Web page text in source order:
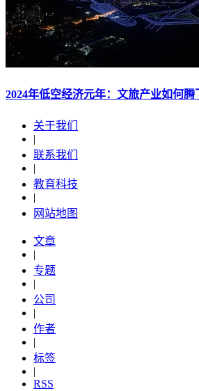
2024年低空经济元年：文旅产业如何
关于我们
|
联系我们
|
教育科技
|
网站地图
文章
|
专题
|
公司
|
作者
|
标签
|
RSS